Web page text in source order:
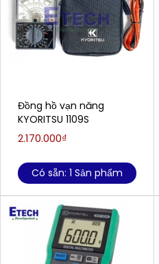
Đồng hồ vạn năng
KYORITSU 1109S
2.170.000₫
Có sẵn: 1 Sản phẩm